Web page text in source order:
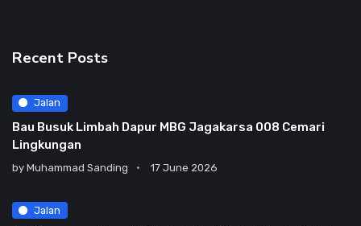
Recent Posts
Jalan
Bau Busuk Limbah Dapur MBG Jagakarsa 008 Cemari
Lingkungan
by Muhammad Sanding 17 June 2026
Jalan